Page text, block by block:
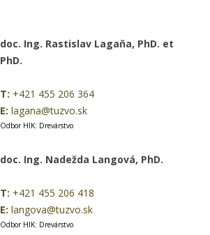
doc. Ing. Rastislav Lagaňa, PhD. et
PhD.
T: +421 455 206 364
E: lagana@tuzvo.sk
Odbor HIK: Drevárstvo
doc. Ing. Nadežda Langová, PhD.
T: +421 455 206 418
E: langova@tuzvo.sk
Odbor HIK: Drevárstvo